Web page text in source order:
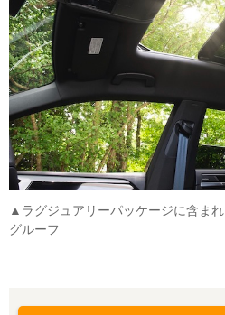
▲ラグジュアリーパッケージに含ま
グルーフ